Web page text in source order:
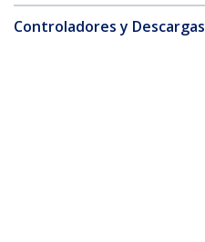
Controladores y Descargas